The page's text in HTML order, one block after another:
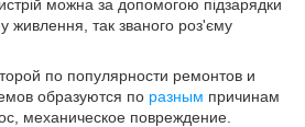
можна за допомогою підзарядки
живлення, так званого роз'єму
по популярности ремонтов и
образуются по разным причинам
механическое повреждение.